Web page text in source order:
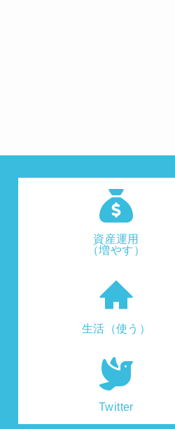
資産運用
（増やす）
生活（使う）
Twitter